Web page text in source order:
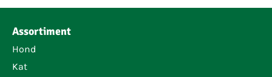
Assortiment
Hond
Kat